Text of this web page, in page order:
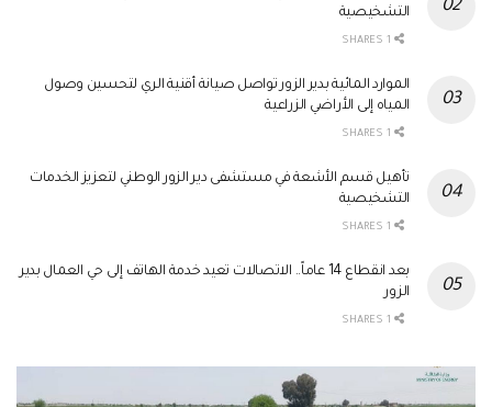
التشخيصية
الموارد المائية بدير الزور تواصل صيانة أقنية الري لتحسين وصول
المياه إلى الأراضي الزراعية
تأهيل قسم الأشعة في مستشفى دير الزور الوطني لتعزيز الخدمات
التشخيصية
بعد انقطاع 14 عاماً.. الاتصالات تعيد خدمة الهاتف إلى حي العمال بدير
الزور